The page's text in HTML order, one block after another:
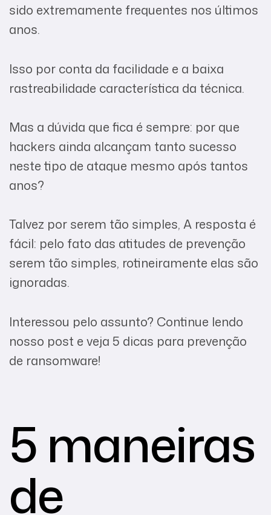
sido extremamente frequentes nos últimos
anos.
Isso por conta da facilidade e a baixa
rastreabilidade característica da técnica.
Mas a dúvida que fica é sempre: por que
hackers ainda alcançam tanto sucesso
neste tipo de ataque mesmo após tantos
anos?
Talvez por serem tão simples, A resposta é
fácil: pelo fato das atitudes de prevenção
serem tão simples, rotineiramente elas são
ignoradas.
Interessou pelo assunto? Continue lendo
nosso post e veja 5 dicas para prevenção
de ransomware!
5 maneiras
de